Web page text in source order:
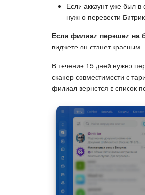
Если аккаунт уже был
нужно перевести
Если филиал перешел на
виджете он станет красным.
В течение 15 дней нужно
сканер совместимости с
филиал вернется в список